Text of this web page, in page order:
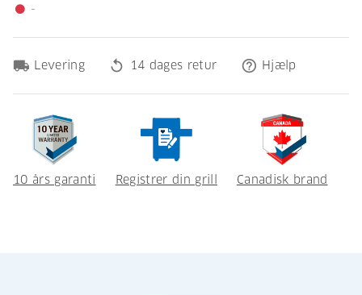
fiber_manual_record -
local_shipping Levering replay 14 dages retur help_outline Hjælp
10 års garanti Registrer din grill Canadisk brand